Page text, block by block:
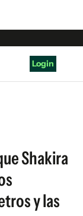
Login
Shakira
y las